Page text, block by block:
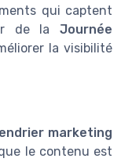
qui captent
de la Journée
la visibilité
marketing
le contenu est